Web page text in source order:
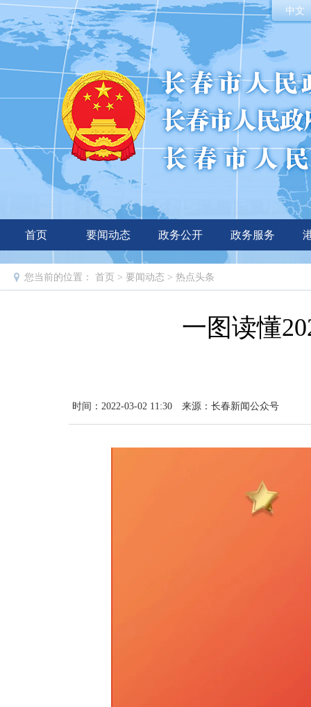
中文
首页 要闻动态 政务公开 政务服务
您当前的位置： 首页 > 要闻动态 > 热点头条
一图读懂
时间：2022-03-02 11:30 来源：长春新闻公众号